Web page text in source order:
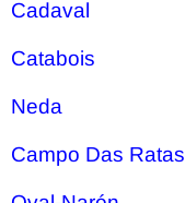
Cadaval
Catabois
Neda
Campo Das Ratas